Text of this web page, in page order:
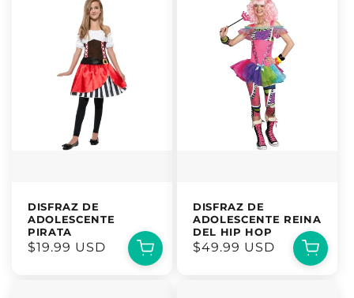
DISFRAZ DE
ADOLESCENTE
PIRATA
Precio
$19.99 USD
DISFRAZ DE
ADOLESCENTE REINA
DEL HIP HOP
Precio
$49.99 USD